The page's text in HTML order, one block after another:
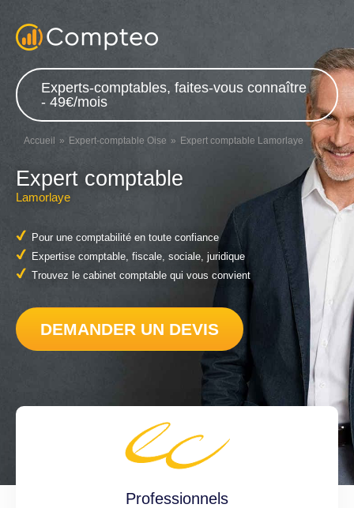
Experts-comptables, faites-vous connaître
- 49€/mois
Accueil Expert-comptable Oise Expert comptable Lamorlaye
Expert comptable
Lamorlaye
Pour une comptabilité en toute confiance
Expertise comptable, fiscale, sociale, juridique
Trouvez le cabinet comptable qui vous convient
DEMANDER UN DEVIS
Professionnels